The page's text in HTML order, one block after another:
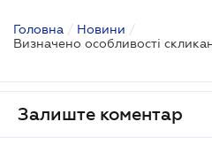
Головна / Новини /
Залиште коментар